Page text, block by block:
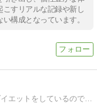
すリアルな記録や新し
構成となっています。
日々のダイエット日記〜色々な方法でダイエットをしているので、その記録を残していきます！